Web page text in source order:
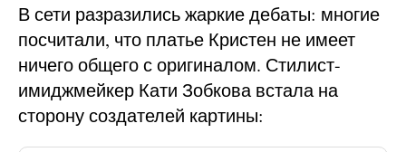
В сети разразились жаркие дебаты: многие
посчитали, что платье Кристен не имеет
ничего общего с оригиналом. Стилист-
имиджмейкер Кати Зобкова встала на
сторону создателей картины: